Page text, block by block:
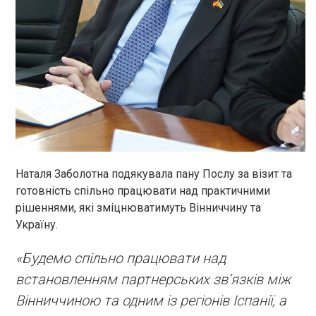
Наталя Заболотна подякувала пану Послу за візит та
готовність спільно працювати над практичними
рішеннями, які зміцнюватимуть Вінниччину та
Україну.
«Будемо спільно працювати над
встановленням партнерських зв’язків між
Вінниччиною та одним із регіонів Іспанії, а